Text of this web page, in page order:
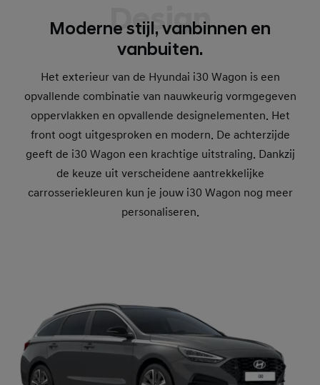
Design
Moderne stijl, vanbinnen en
vanbuiten.
Het exterieur van de Hyundai i30 Wagon is een
opvallende combinatie van nauwkeurig vormgegeven
oppervlakken en opvallende designelementen. Het
front oogt uitgesproken en modern. De achterzijde
geeft de i30 Wagon een krachtige uitstraling. Dankzij
de keuze uit verscheidene aantrekkelijke
carrosseriekleuren kun je jouw i30 Wagon nog meer
personaliseren.